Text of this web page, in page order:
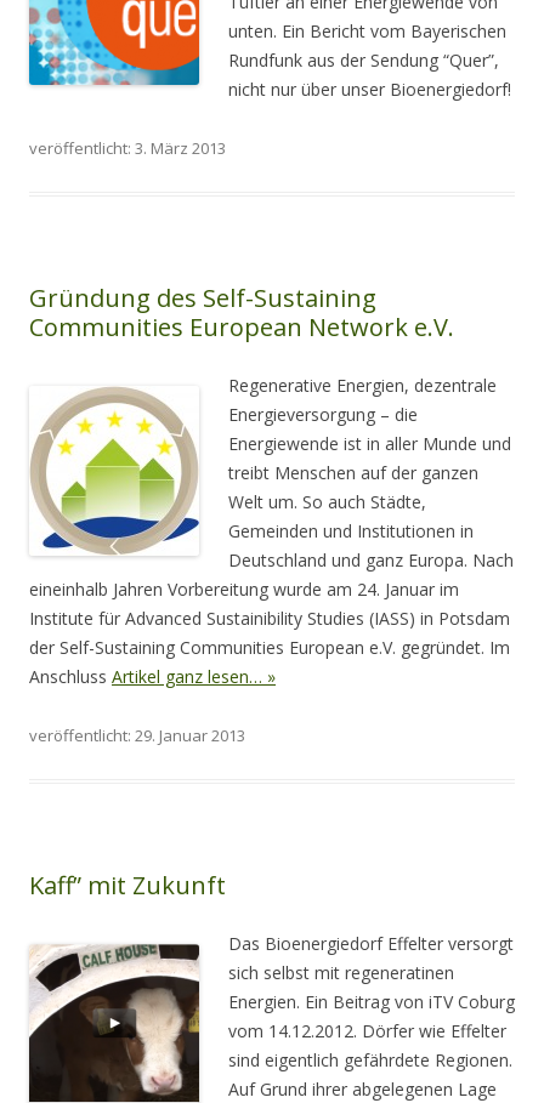
unten. Ein Bericht vom Bayerischen
Rundfunk aus der Sendung “Quer”,
nicht nur über unser Bioenergiedorf!
veröffentlicht: 3. März 2013
Gründung des Self-Sustaining
Communities European Network e.V.
Regenerative Energien, dezentrale
Energieversorgung – die
Energiewende ist in aller Munde und
treibt Menschen auf der ganzen
Welt um. So auch Städte,
Gemeinden und Institutionen in
Deutschland und ganz Europa. Nach
eineinhalb Jahren Vorbereitung wurde am 24. Januar im
Institute für Advanced Sustainibility Studies (IASS) in Potsdam
der Self-Sustaining Communities European e.V. gegründet. Im
Anschluss Artikel ganz lesen… »
veröffentlicht: 29. Januar 2013
Kaff” mit Zukunft
Das Bioenergiedorf Effelter versorgt
sich selbst mit regeneratinen
Energien. Ein Beitrag von iTV Coburg
vom 14.12.2012. Dörfer wie Effelter
sind eigentlich gefährdete Regionen.
Auf Grund ihrer abgelegenen Lage